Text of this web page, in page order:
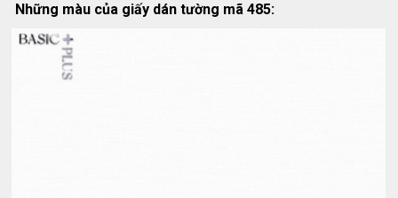
Những màu của giấy dán tường mã 485: